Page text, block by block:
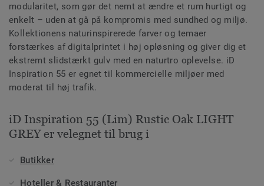
modularitet, som gør det nemt at ændre et rum hurtigt og
enkelt – uden at gå på kompromis med sundhed og miljø.
Kollektionens naturinspirerede farver og temaer
forstærkes af digitalprintet i høj opløsning og giver dig et
ekstremt slidstærkt gulv med en naturtro oplevelse. iD
Inspiration 55 er egnet til kommercielle miljøer med
moderat til høj trafik.
iD Inspiration 55 (Lim) Rustic Oak LIGHT
GREY er velegnet til brug i
Butikker
Hoteller & Restauranter